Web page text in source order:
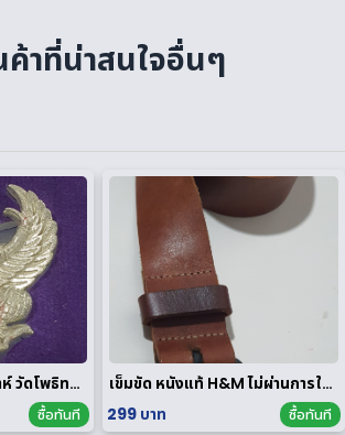
าที่น่าสนใจอื่นๆ
พญาครุฑ หลวงพ่อวราห์ วัดโพธิทอง มหาบารมี2 เนื้อสัมฤทธิ์เงิน
ซื้อทันที
เข็มขัด หนังแท้ H&M ไม่ผ่านการใช้งาน
299 บาท
ซื้อทันที